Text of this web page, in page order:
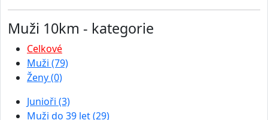
Muži 10km - kategorie
Celkové
Muži (79)
Ženy (0)
Junioři (3)
Muži do 39 let (29)